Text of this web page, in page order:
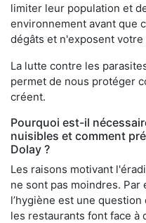
limiter leur population et
environnement avant que
dégâts et n'exposent
La lutte contre les
permet de nous protéger
créent.
Pourquoi est-il
nuisibles et comment
Dolay ?
Les raisons motivant
ne sont pas moindres.
l’hygiène est une
les restaurants font face à